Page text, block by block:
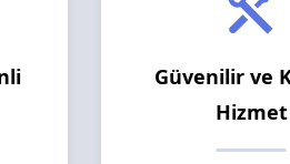
Güvenilir ve
Hizmet